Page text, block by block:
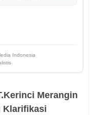
Indonesia
Merangin
Klarifikasi